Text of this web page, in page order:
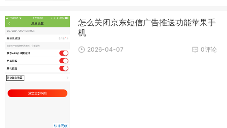
怎么关闭京东短信广告推送功能苹果手
机
0评论
2026-04-07